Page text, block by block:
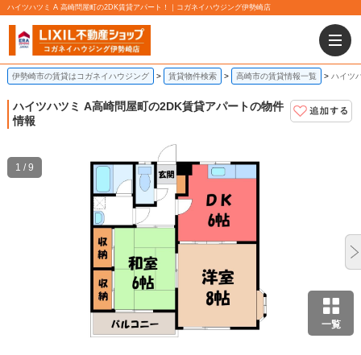
ハイツハツミ A 高崎問屋町の2DK賃貸アパート！｜コガネイハウジング伊勢崎店
伊勢崎市の賃貸はコガネイハウジング 賃貸物件検索 高崎市の賃貸情報一覧 ハイツ
ハイツハツミ A高崎問屋町の2DK賃貸アパートの物件
情報
一覧
1 / 9